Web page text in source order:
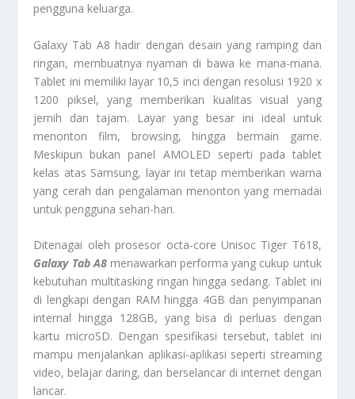
pengguna keluarga.
Galaxy Tab A8 hadir dengan desain yang ramping dan
ringan, membuatnya nyaman di bawa ke mana-mana.
Tablet ini memiliki layar 10,5 inci dengan resolusi 1920 x
1200 piksel, yang memberikan kualitas visual yang
jernih dan tajam. Layar yang besar ini ideal untuk
menonton film, browsing, hingga bermain game.
Meskipun bukan panel AMOLED seperti pada tablet
kelas atas Samsung, layar ini tetap memberikan warna
yang cerah dan pengalaman menonton yang memadai
untuk pengguna sehari-hari.
Ditenagai oleh prosesor octa-core Unisoc Tiger T618,
Galaxy Tab A8menawarkan performa yang cukup untuk
kebutuhan multitasking ringan hingga sedang. Tablet ini
di lengkapi dengan RAM hingga 4GB dan penyimpanan
internal hingga 128GB, yang bisa di perluas dengan
kartu microSD. Dengan spesifikasi tersebut, tablet ini
mampu menjalankan aplikasi-aplikasi seperti streaming
video, belajar daring, dan berselancar di internet dengan
lancar.